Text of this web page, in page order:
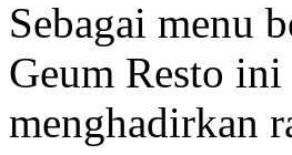
Sebagai menu
Geum Resto
menghadirkan